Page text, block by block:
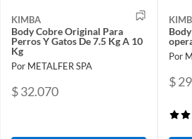
KIMBA
Body Cobre Original Para
Perros Y Gatos De 7.5 Kg A 10
Kg
Por METALFER SPA
$ 32.070
Por
$